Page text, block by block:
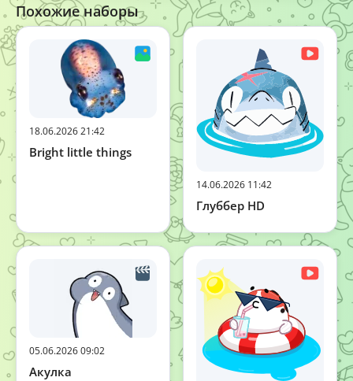
Похожие наборы
18.06.2026 21:42
Bright little things
14.06.2026 11:42
Глуббер HD
05.06.2026 09:02
Акулка